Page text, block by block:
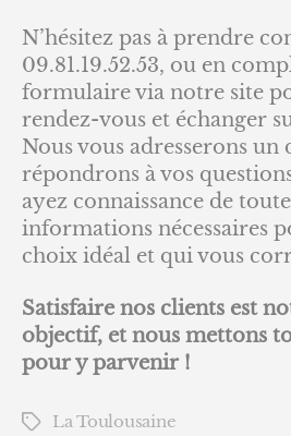
N’hésitez pas à prendre
09.81.19.52.53, ou en
formulaire via notre site
rendez-vous et échanger
Nous vous adresserons
répondrons à vos
ayez connaissance de
informations nécessaires
choix idéal et qui vous
Satisfaire nos clients est
objectif, et nous mettons
pour y parvenir !
Étiquettes
La Toulousaine